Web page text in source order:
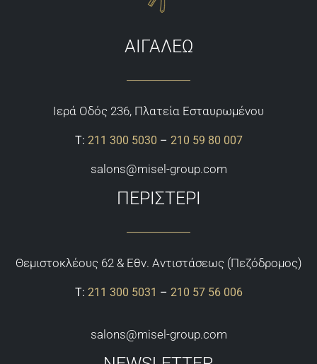
ΑΙΓΑΛΕΩ
Ιερά Οδός 236, Πλατεία Εσταυρωμένου
Τ: 211 300 5030 – 210 59 80 007
salons@misel-group.com
ΠΕΡΙΣΤΕΡΙ
Θεμιστoκλέους 62 & Εθν. Αντιστάσεως (Πεζόδρομος)
Τ: 211 300 5031 – 210 57 56 006
salons@misel-group.com